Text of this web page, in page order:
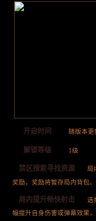
开启时间 随版本更
解锁等级 1级
禁区搜索寻找资源
局
奖励，奖励将暂存局内背包。
局内提升畅快射击
选
幅提升自身伤害或弹幕效果